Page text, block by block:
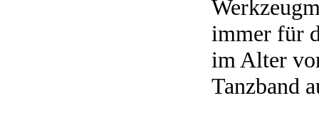
immer für
im Alter
Tanzband